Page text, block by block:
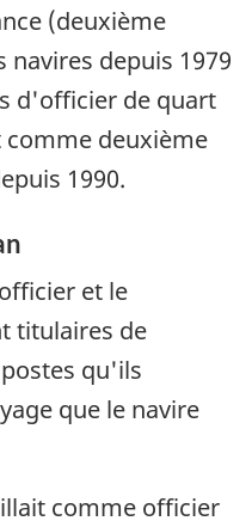
(deuxième
depuis 1979
d'officier de quart
comme deuxième
1990.
et le
titulaires de
qu'ils
que le navire
comme officier